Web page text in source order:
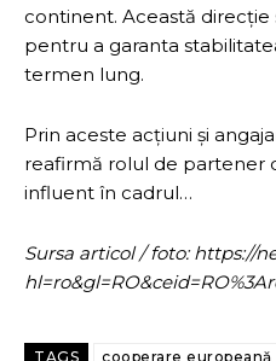
continent. Această
pentru a garanta
termen lung.
Prin aceste acțiuni și
reafirmă rolul de partener
influent în cadrul…
Sursa articol / foto: https://
TAGS cooperare europeană